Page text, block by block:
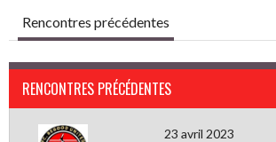
Rencontres précédentes
RENCONTRES PRÉCÉDENTES
23 avril 2023